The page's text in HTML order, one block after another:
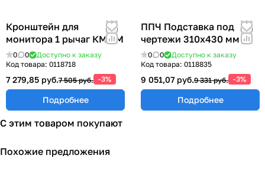
Кронштейн для
монитора 1 рычаг КМ-1М
0 0
Доступно к заказу
Код товара: 0118718
7 279,85 руб.7 505 руб. -3%
Подробнее
ППЧ Подставка под
чертежи 310х430 мм
0 0
Доступно к заказу
Код товара: 0118835
9 051,07 руб.9 331 руб. -3%
Подробнее
С этим товаром покупают
Похожие предложения